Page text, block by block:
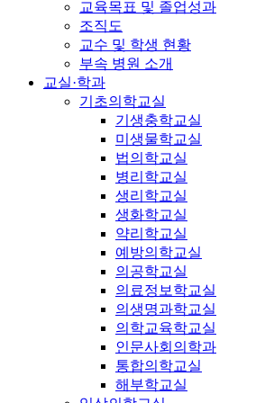
교육목표 및 졸업성과
조직도
교수 및 학생 현황
부속 병원 소개
교실·학과
기초의학교실
기생충학교실
미생물학교실
법의학교실
병리학교실
생리학교실
생화학교실
약리학교실
예방의학교실
의공학교실
의료정보학교실
의생명과학교실
의학교육학교실
인문사회의학과
통합의학교실
해부학교실